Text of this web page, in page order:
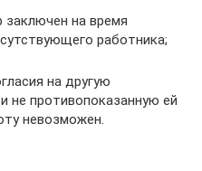
на время
работника;
на другую
не противопоказанную ей
невозможен.